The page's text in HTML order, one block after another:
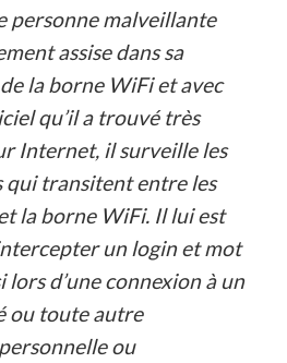
personne malveillante
assise dans sa
la borne WiFi et avec
qu’il a trouvé très
Internet, il surveille les
qui transitent entre les
la borne WiFi. Il lui est
un login et mot
lors d’une connexion à un
ou toute autre
ou